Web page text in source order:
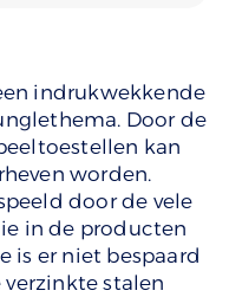
indrukwekkende
Door de
kan
worden.
door de vele
in de producten
is er niet bespaard
stalen